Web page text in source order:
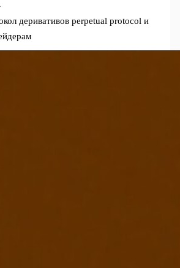
деривативов perpetual protocol и